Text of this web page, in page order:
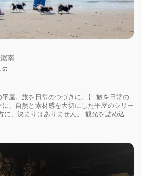
南
st
平屋。旅を日常のつづきに。】 旅を日常の
、自然と素材感を大切にした平屋のシリー
に、決まりはありません。 観光を詰め込